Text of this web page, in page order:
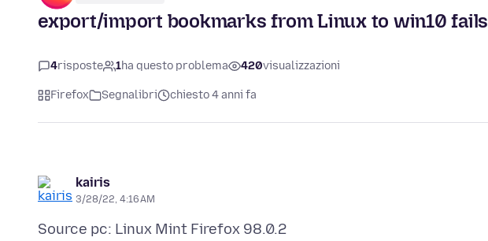
export/import bookmarks from Linux to win10 fails
4risposte 1ha questo problema 420visualizzazioni
Firefox Segnalibri chiesto 4 anni fa
kairis
3/28/22, 4:16 AM
Source pc: Linux Mint Firefox 98.0.2